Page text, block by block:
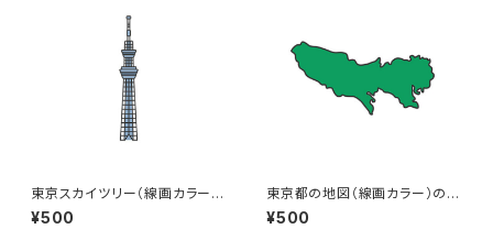
東京スカイツリー（線画カラー）
のイラスト
¥500
東京都の地図（線画カラー）のイ
ラスト
¥500